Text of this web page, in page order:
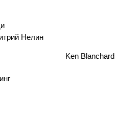
Нелин
Ken Blanchard